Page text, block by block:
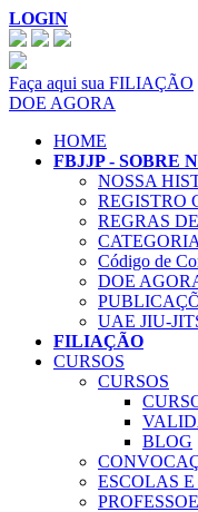
LOGIN
Faça aqui sua FILIAÇÃO
DOE AGORA
HOME
FBJJP - SOBRE
NOSSA
REGISTRO
REGRAS
Código de
DOE
UAE JIU-
FILIAÇÃO
CURSOS
CURSOS
BLOG
ESCOLAS